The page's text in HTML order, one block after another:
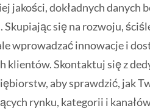
jakości, dokładnych danych
Skupiając się na rozwoju,
wprowadzać innowacje i
klientów. Skontaktuj się z
aby sprawdzić, jak
rynku, kategorii i